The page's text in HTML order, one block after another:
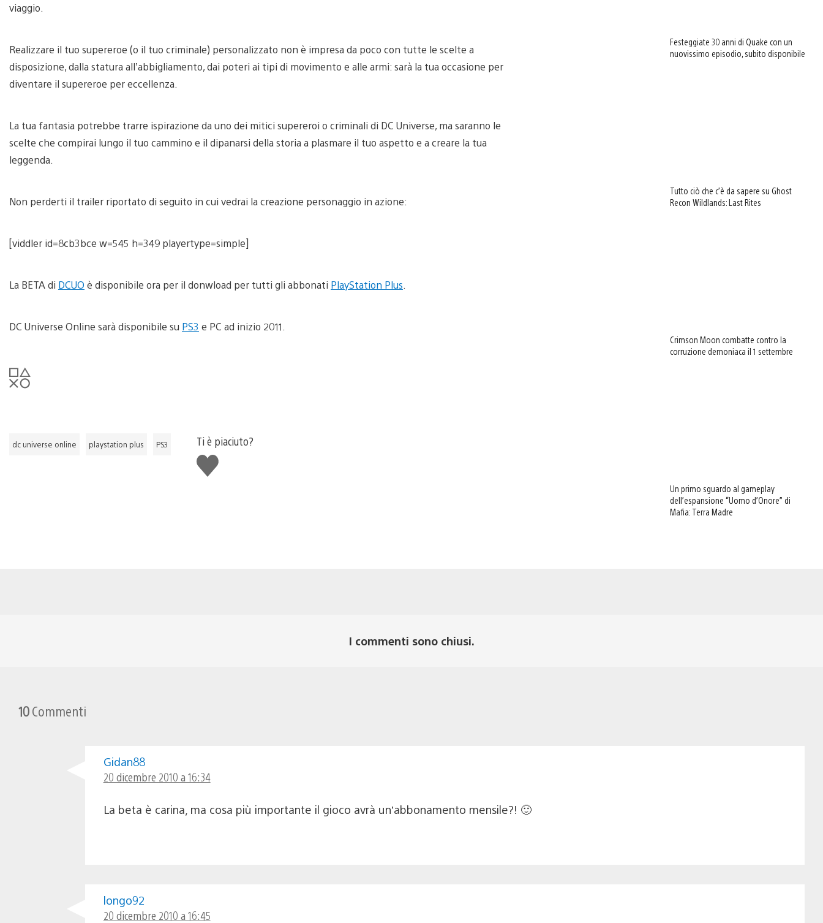
viaggio.
Realizzare il tuo supereroe (o il tuo criminale) personalizzato non è impresa da poco con tutte le scelte a
disposizione, dalla statura all’abbigliamento, dai poteri ai tipi di movimento e alle armi: sarà la tua occasione per
diventare il supereroe per eccellenza.
La tua fantasia potrebbe trarre ispirazione da uno dei mitici supereroi o criminali di DC Universe, ma saranno le
scelte che compirai lungo il tuo cammino e il dipanarsi della storia a plasmare il tuo aspetto e a creare la tua
leggenda.
Non perderti il trailer riportato di seguito in cui vedrai la creazione personaggio in azione:
[viddler id=8cb3bce w=545 h=349 playertype=simple]
La BETA di DCUO è disponibile ora per il donwload per tutti gli abbonati PlayStation Plus
DC Universe Online sarà disponibile su PS3 e PC ad inizio 2011.
dc universe online playstation plus PS3
Ti è piaciuto?
Mi
piace
Festeggiate 30 anni di Quake con un
nuovissimo episodio, subito disponibile
Tutto ciò che c’è da sapere su Ghost
Recon Wildlands: Last Rites
Crimson Moon combatte contro la
corruzione demoniaca il 1 settembre
Un primo sguardo al gameplay
dell’espansione “Uomo d’Onore” di
Mafia: Terra Madre
I commenti sono chiusi.
10Commenti
Gidan88
20 dicembre 2010 a 16:34
La beta è carina, ma cosa più importante il gioco avrà un’abbonamento mensile?! 🙂
longo92
20 dicembre 2010 a 16:45